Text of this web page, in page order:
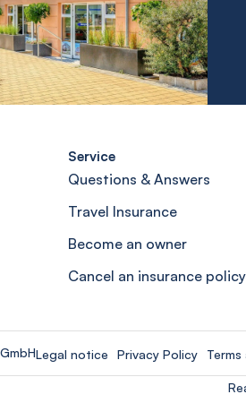
Service
Questions & Answers
Travel Insurance
Become an owner
Cancel an insurance policy
Legal notice Privacy Policy